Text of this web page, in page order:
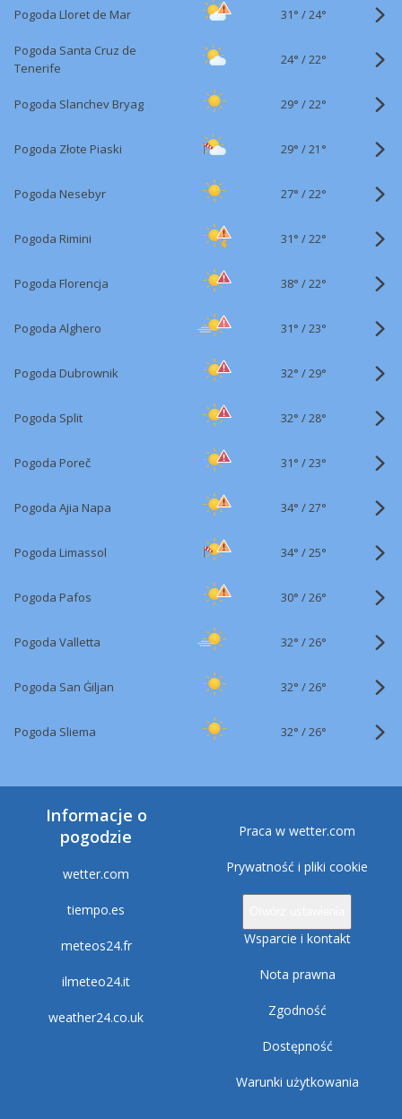
Pogoda Lloret de Mar 31° /24°
Pogoda Santa Cruz de
Tenerife
24° /22°
Pogoda Slanchev Bryag 29° /22°
Pogoda Złote Piaski 29° /21°
Pogoda Nesebyr 27° /22°
Pogoda Rimini 31° /22°
Pogoda Florencja 38° /22°
Pogoda Alghero 31° /23°
Pogoda Dubrownik 32° /29°
Pogoda Split 32° /28°
Pogoda Poreč 31° /23°
Pogoda Ajia Napa 34° /27°
Pogoda Limassol 34° /25°
Pogoda Pafos 30° /26°
Pogoda Valletta 32° /26°
Pogoda San Ġiljan 32° /26°
Pogoda Sliema 32° /26°
Informacje o
pogodzie
wetter.com
tiempo.es
meteos24.fr
ilmeteo24.it
weather24.co.uk
Praca w wetter.com
Prywatność i pliki cookie
Wsparcie i kontakt
Nota prawna
Zgodność
Dostępność
Warunki użytkowania